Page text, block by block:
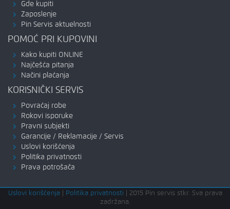
Gde kupiti
Zaposlenje
Pin Servis aktuelnosti
POMOĆ PRI KUPOVINI
Kako kupiti ONLINE
Najčešća pitanja
Načini plaćanja
KORISNIČKI SERVIS
Povraćaj robe
Rokovi isporuke
Pravni subjekti
Garancije / Reklamacije / Servis
Uslovi korišćenja
Politika privatnosti
Prava potrošača
Uslovi korišćenja| Politika privatnosti
2015 Pin servis stkr. Sva prava
zadržana.